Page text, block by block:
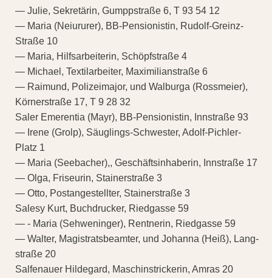
— Julie, Sekretärin, Gumppstraße 6, T 93 54 12
— Maria (Neiururer), BB-Pensionistin, Rudolf-Greinz-
Straße 10
— Maria, Hilfsarbeiterin, Schöpfstraße 4
— Michael, Textilarbeiter, Maximilianstraße 6
— Raimund, Polizeimajor, und Walburga (Rossmeier),
Körnerstraße 17, T 9 28 32
Saler Emerentia (Mayr), BB-Pensionistin, Innstraße 93
— Irene (Grolp), Säuglings-Schwester, Adolf-Pichler-
Platz 1
— Maria (Seebacher),, Geschäftsinhaberin, Innstraße 17
— Olga, Friseurin, Stainerstraße 3
— Otto, Postangestellter, Stainerstraße 3
Salesy Kurt, Buchdrucker, Riedgasse 59
— - Maria (Sehweninger), Rentnerin, Riedgasse 59
— Walter, Magistratsbeamter, und Johanna (Heiß), Lang-
straße 20
Salfenauer Hildegard, Maschinstrickerin, Amras 20